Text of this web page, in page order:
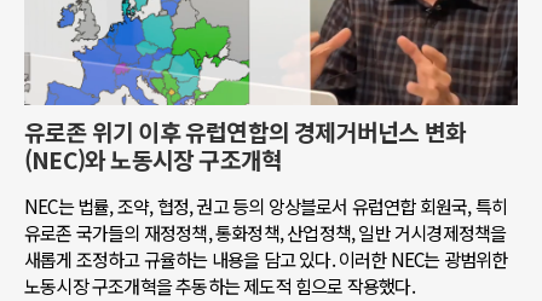
유로존 위기 이후 유럽연합의 경제거버넌스 변화
(NEC)와 노동시장 구조개혁
NEC는 법률, 조약, 협정, 권고 등의 앙상블로서 유럽연합 회원국, 특히
유로존 국가들의 재정정책, 통화정책, 산업정책, 일반 거시경제정책을
새롭게 조정하고 규율하는 내용을 담고 있다. 이러한 NEC는 광범위한
노동시장 구조개혁을 추동하는 제도적 힘으로 작용했다.